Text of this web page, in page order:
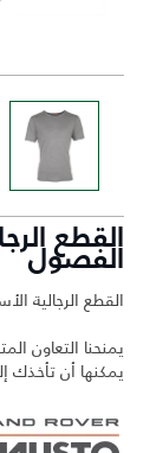
القطع
الفصول
القطع الرجالية
يمنحنا التعاون
يمكنها أن تأخذك